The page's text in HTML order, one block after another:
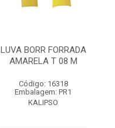
LUVA BORR FORRADA
AMARELA T 08 M
Código: 16318
Embalagem: PR1
KALIPSO